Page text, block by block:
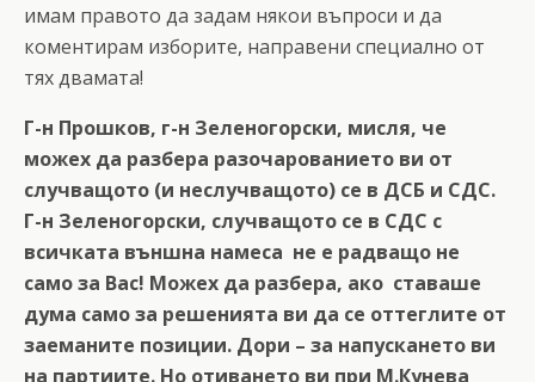
имам правото да задам някои въпроси и да
коментирам изборите, направени специално от
тях двамата!
Г-н Прошков, г-н Зеленогорски, мисля, че
можех да разбера разочарованието ви от
случващото (и неслучващото) се в ДСБ и СДС.
Г-н Зеленогорски, случващото се в СДС с
всичката външна намеса не е радващо не
само за Вас! Можех да разбера, ако ставаше
дума само за решенията ви да се оттеглите от
заеманите позиции. Дори – за напускането ви
на партиите. Но отиването ви при М.Кунева